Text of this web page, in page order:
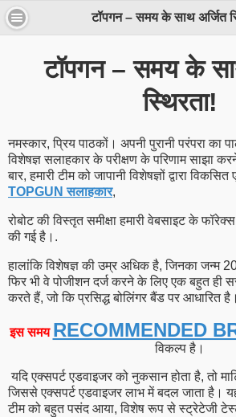
टॉपगन – समय के साथ अर्जित
टॉपगन – समय के
स्थिरता!
नमस्कार, प्रिय पाठकों। अपनी पुरानी परंपरा
विशेषज्ञ सलाहकार के परीक्षण के परिणाम साझा
बार, हमारी टीम को जापानी विशेषज्ञों द्वारा
TOPGUN सलाहकार,
रोबोट की विस्तृत समीक्षा हमारी वेबसाइट के
की गई है।.
हालांकि विशेषज्ञ की उम्र अधिक है, जिनका जन्म
फिर भी वे पोजीशन दर्ज करने के लिए एक बहुत ही
करते हैं, जो कि प्रसिद्ध बोलिंगर बैंड पर आधारित
इस समय RECOMMENDED
विकल्प है।
यदि एक्सपर्ट एडवाइजर को नुकसान होता है, तो
जिससे एक्सपर्ट एडवाइजर लाभ में बदल जाता है।
टीम को बहुत पसंद आया, विशेष रूप से स्ट्रेटेजी